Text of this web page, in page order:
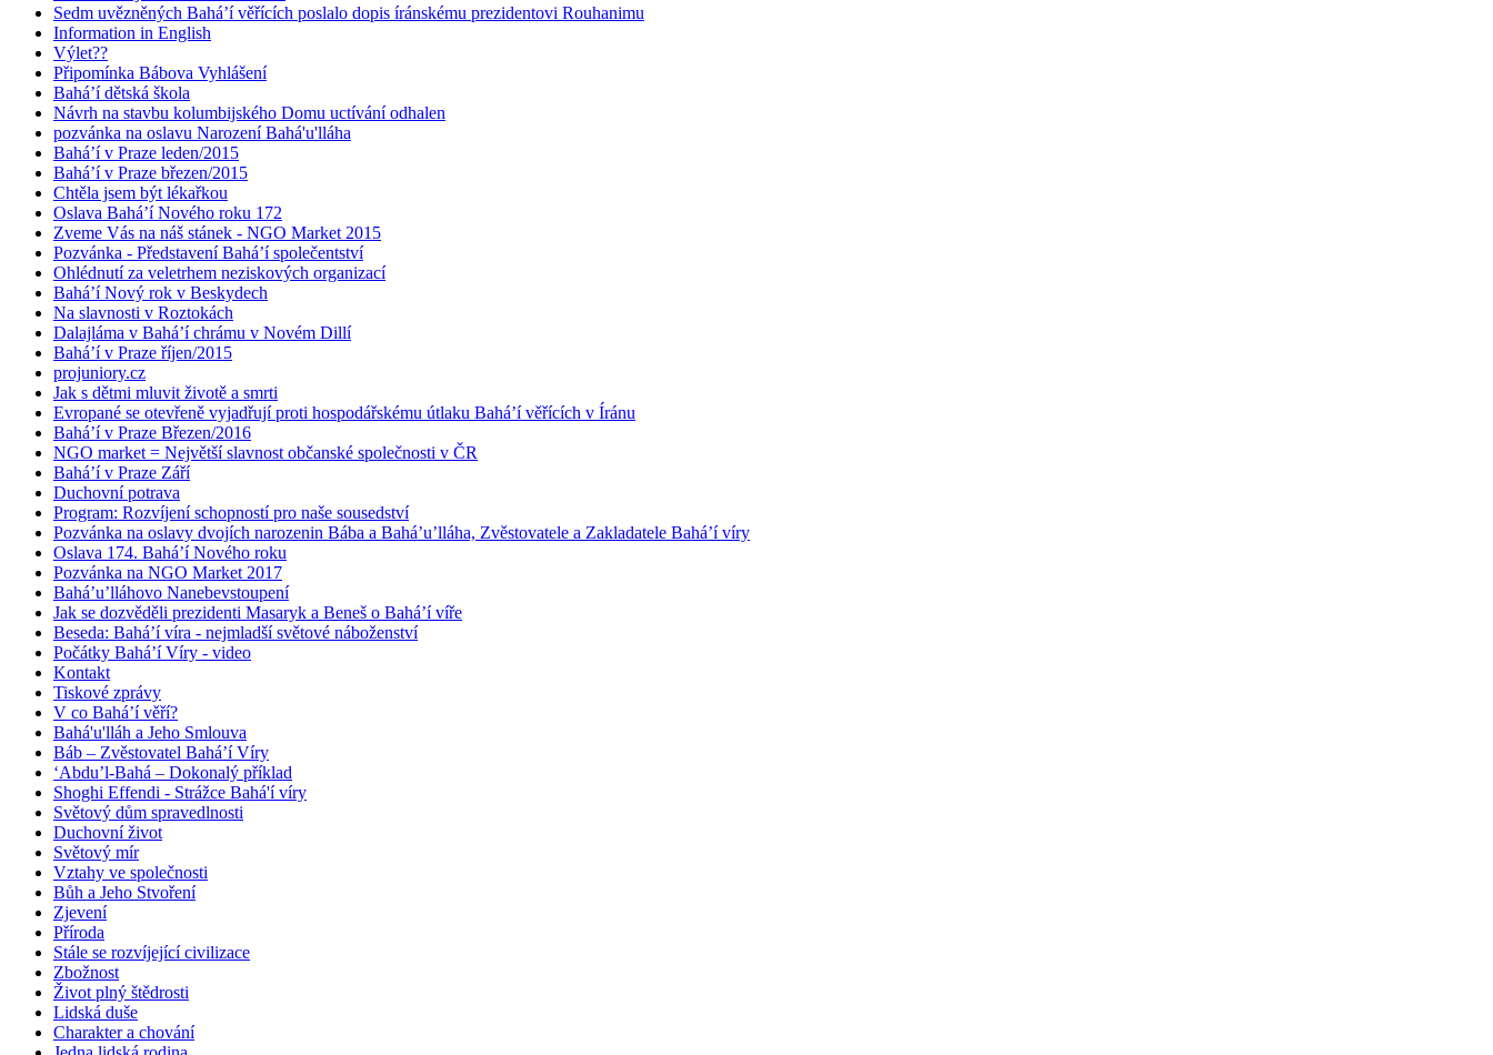
Sedm uvězněných Bahá’í věřících poslalo dopis íránskému prezidentovi Rouhanimu
Information in English
Výlet??
Připomínka Bábova Vyhlášení
Bahá’í dětská škola
Návrh na stavbu kolumbijského Domu uctívání odhalen
pozvánka na oslavu Narození Bahá'u'lláha
Bahá’í v Praze leden/2015
Bahá’í v Praze březen/2015
Chtěla jsem být lékařkou
Oslava Bahá’í Nového roku 172
Zveme Vás na náš stánek - NGO Market 2015
Pozvánka - Představení Bahá’í společentství
Ohlédnutí za veletrhem neziskových organizací
Bahá’í Nový rok v Beskydech
Na slavnosti v Roztokách
Dalajláma v Bahá’í chrámu v Novém Dillí
Bahá’í v Praze říjen/2015
projuniory.cz
Jak s dětmi mluvit životě a smrti
Evropané se otevřeně vyjadřují proti hospodářskému útlaku Bahá’í věřících v Íránu
Bahá’í v Praze Březen/2016
NGO market = Největší slavnost občanské společnosti v ČR
Bahá’í v Praze Září
Duchovní potrava
Program: Rozvíjení schopností pro naše sousedství
Pozvánka na oslavy dvojích narozenin Bába a Bahá’u’lláha, Zvěstovatele a Zakladatele Bahá’í víry
Oslava 174. Bahá’í Nového roku
Pozvánka na NGO Market 2017
Bahá’u’lláhovo Nanebevstoupení
Jak se dozvěděli prezidenti Masaryk a Beneš o Bahá’í víře
Beseda: Bahá’í víra - nejmladší světové náboženství
Počátky Bahá’í Víry - video
Kontakt
Tiskové zprávy
V co Bahá’í věří?
Bahá'u'lláh a Jeho Smlouva
Báb – Zvěstovatel Bahá’í Víry
‘Abdu’l-Bahá – Dokonalý příklad
Shoghi Effendi - Strážce Bahá'í víry
Světový dům spravedlnosti
Duchovní život
Světový mír
Vztahy ve společnosti
Bůh a Jeho Stvoření
Zjevení
Příroda
Stále se rozvíjející civilizace
Zbožnost
Život plný štědrosti
Lidská duše
Charakter a chování